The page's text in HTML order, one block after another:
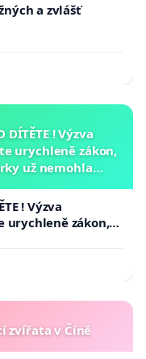
a zvlášť
DÍTĚTE ! Výzva
urychleně zákon,
už nemohla
! Výzva
urychleně zákon,
nemohla opakovat!
zvířata v Číně